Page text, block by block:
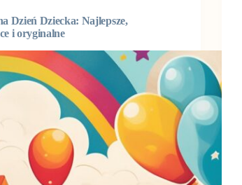
Dzień Dziecka: Najlepsze,
i oryginalne